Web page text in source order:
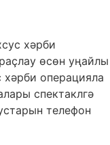
хәрби
өсөн уңайлы
операцияла
спектаклгә
телефон